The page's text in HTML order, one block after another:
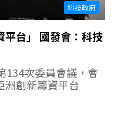
科技政府
台」 國發會：科技
134次委員會議，會
洲創新籌資平台